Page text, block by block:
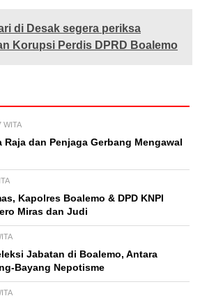
di Desak segera periksa
Korupsi Perdis DPRD Boalemo
WITA
dan Penjaga Gerbang Mengawal
Kapolres Boalemo & DPD KNPI
Miras dan Judi
Jabatan di Boalemo, Antara
Bayang Nepotisme